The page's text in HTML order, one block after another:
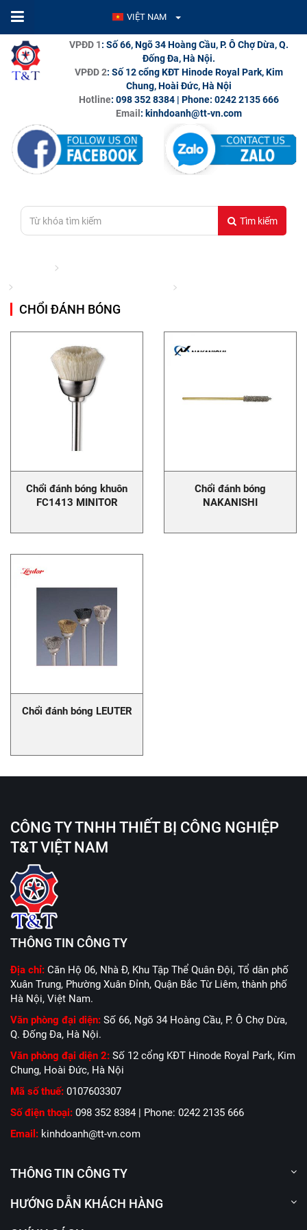
VIỆT NAM
VPĐD 1: Số 66, Ngõ 34 Hoàng Cầu, P. Ô Chợ Dừa, Q.
Đống Đa, Hà Nội.
VPĐD 2: Số 12 cổng KĐT Hinode Royal Park, Kim
Chung, Hoài Đức, Hà Nội
Hotline: 098 352 8384 | Phone: 0242 2135 666
Email : kinhdoanh@tt-vn.com
Tìm kiếm
CHỔI ĐÁNH BÓNG
Chổi đánh bóng khuôn
FC1413 MINITOR
Chổi đánh bóng
NAKANISHI
Chổi đánh bóng LEUTER
CÔNG TY TNHH THIẾT BỊ CÔNG NGHIỆP
T&T VIỆT NAM
THÔNG TIN CÔNG TY
Địa chỉ: Căn Hộ 06, Nhà Đ, Khu Tập Thể Quân Đội, Tổ dân phố
Xuân Trung, Phường Xuân Đỉnh, Quận Bắc Từ Liêm, thành phố
Hà Nội, Việt Nam.
Văn phòng đại diện: Số 66, Ngõ 34 Hoàng Cầu, P. Ô Chợ Dừa,
Q. Đống Đa, Hà Nội.
Văn phòng đại diện 2: Số 12 cổng KĐT Hinode Royal Park, Kim
Chung, Hoài Đức, Hà Nội
Mã số thuế: 0107603307
Số điện thoại: 098 352 8384 | Phone: 0242 2135 666
Email: kinhdoanh@tt-vn.com
THÔNG TIN CÔNG TY
HƯỚNG DẪN KHÁCH HÀNG